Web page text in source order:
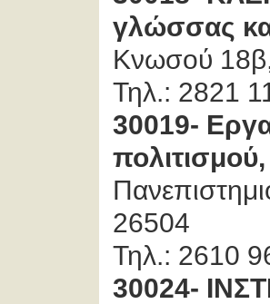
γλώσσας
Κνωσού
Τηλ.: 2821
30019-
26504
Τηλ.: 2610
30024-